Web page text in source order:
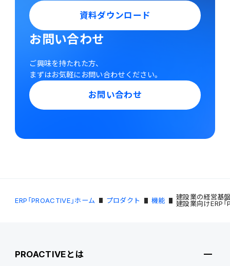
資料ダウンロード
お問い合わせ
ご興味を持たれた方、
まずはお気軽にお問い合わせください。
お問い合わせ
ERP「PROACTIVE」ホーム プロダクト 機能
建設業の経営基
建設業向けERP
PROACTIVEとは